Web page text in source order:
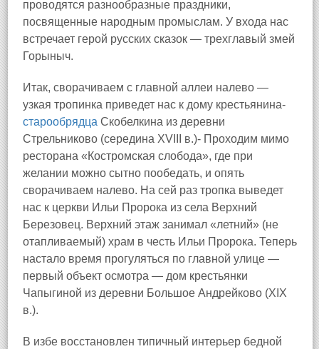
проводятся разнообразные праздники,
посвященные народным промыслам. У входа нас
встречает герой русских сказок — трехглавый змей
Горыныч.
Итак, сворачиваем с главной аллеи налево —
узкая тропинка приведет нас к дому крестьянина-
старообрядца Скобелкина из деревни
Стрельниково (середина XVIII в.)- Проходим мимо
ресторана «Костромская слобода», где при
желании можно сытно пообедать, и опять
сворачиваем налево. На сей раз тропка выведет
нас к церкви Ильи Пророка из села Верхний
Березовец. Верхний этаж занимал «летний» (не
отапливаемый) храм в честь Ильи Пророка. Теперь
настало время прогуляться по главной улице —
первый объект осмотра — дом крестьянки
Чапыгиной из деревни Большое Андрейково (XIX
в.).
В избе восстановлен типичный интерьер бедной